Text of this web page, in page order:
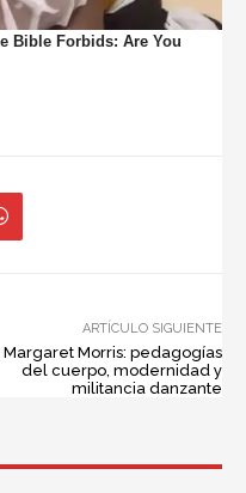
ARTÍCULO SIGUIENTE
Margaret Morris: pedagogías
del cuerpo, modernidad y
militancia danzante